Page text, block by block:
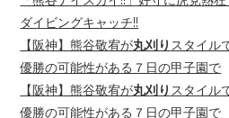
ダイビングキャッチ!!
【阪神】熊谷敬宥が丸刈り スタイル
優勝の可能性がある７日の甲子園で
【阪神】熊谷敬宥が丸刈り スタイル
優勝の可能性がある７日の甲子園で